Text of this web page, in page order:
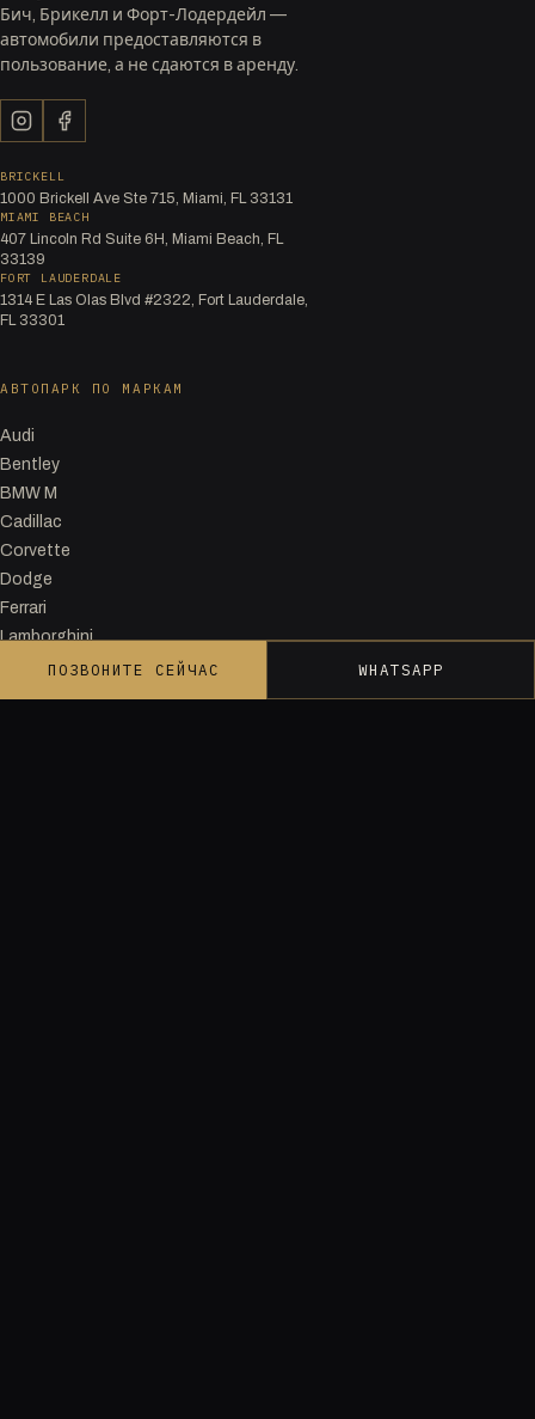
Бич, Брикелл и Форт-Лодердейл —
автомобили предоставляются в
пользование, а не сдаются в аренду.
BRICKELL
1000 Brickell Ave Ste 715, Miami, FL 33131
MIAMI BEACH
407 Lincoln Rd Suite 6H, Miami Beach, FL
33139
FORT LAUDERDALE
1314 E Las Olas Blvd #2322, Fort Lauderdale,
FL 33301
АВТОПАРК ПО МАРКАМ
Audi
Bentley
BMW M
Cadillac
Corvette
Dodge
Ferrari
Lamborghini
McLarenПОЗВОНИТЕ СЕЙЧАС WHATSAPP